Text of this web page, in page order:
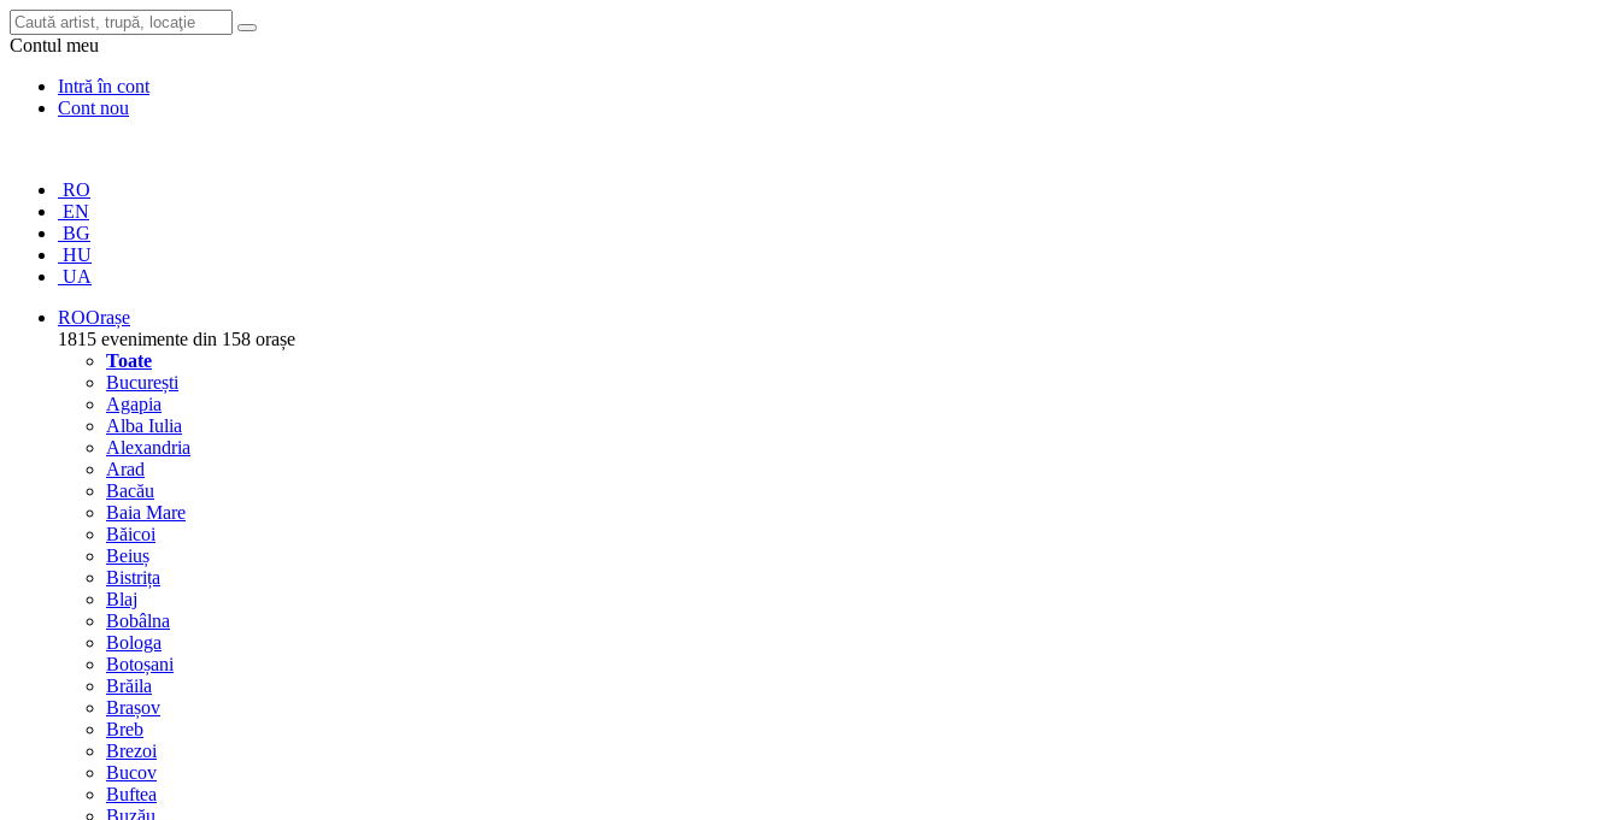
Contul meu
Intră în cont
Cont nou
RO
EN
BG
HU
UA
ROOrașe
1815 evenimente din 158 orașe
Toate
București
Agapia
Alba Iulia
Alexandria
Arad
Bacău
Baia Mare
Băicoi
Beiuș
Bistrița
Blaj
Bobâlna
Bologa
Botoșani
Brăila
Brașov
Breb
Brezoi
Bucov
Buftea
Buzău